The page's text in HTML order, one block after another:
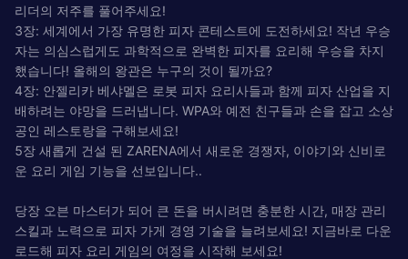
리더의 저주를 풀어주세요!
3장: 세계에서 가장 유명한 피자 콘테스트에 도전하세요! 작년 우승
자는 의심스럽게도 과학적으로 완벽한 피자를 요리해 우승을 차지
했습니다! 올해의 왕관은 누구의 것이 될까요?
4장: 안젤리카 베샤멜은 로봇 피자 요리사들과 함께 피자 산업을 지
배하려는 야망을 드러냅니다. WPA와 예전 친구들과 손을 잡고 소상
공인 레스토랑을 구해보세요!
5장 새롭게 건설 된 ZARENA에서 새로운 경쟁자, 이야기와 신비로
운 요리 게임 기능을 선보입니다..
당장 오븐 마스터가 되어 큰 돈을 버시려면 충분한 시간, 매장 관리
스킬과 노력으로 피자 가게 경영 기술을 늘려보세요! 지금바로 다운
로드해 피자 요리 게임의 여정을 시작해 보세요!